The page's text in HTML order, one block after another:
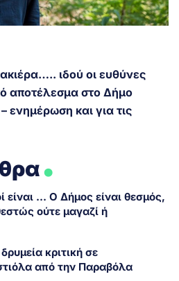
ιδού οι ευθύνες
αποτέλεσμα στο Δήμο
ενημέρωση και για τις
.
είναι … Ο Δήμος είναι θεσμός,
ούτε μαγαζί ή
κριτική σε
από την Παραβόλα